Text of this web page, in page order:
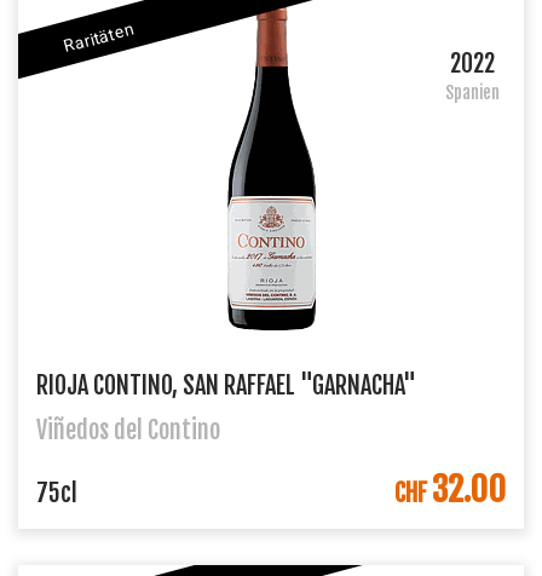
Raritäten
2022
Spanien
RIOJA CONTINO, SAN RAFFAEL "GARNACHA"
Viñedos del Contino
IN DEN WARENKORB
75cl CHF32.00